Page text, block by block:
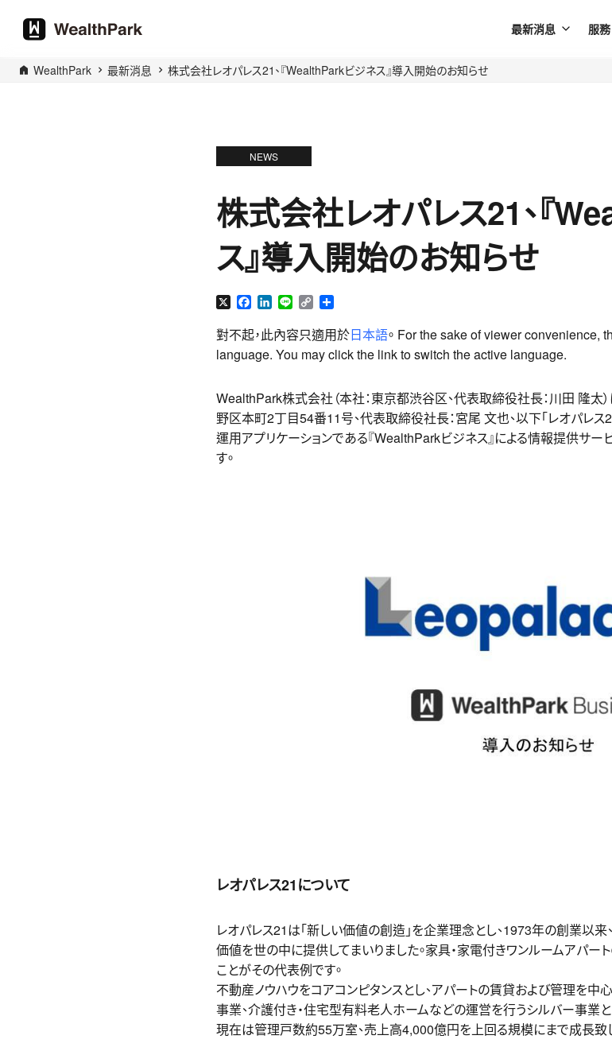
最新消息 服務
WealthPark 最新消息 株式会社レオパレス21、『WealthParkビジネス』導入開始のお知らせ
NEWS
株式会社レオパレス21、『
ス』導入開始のお知らせ
X Facebook
LinkedIn
Line Copy
對不起，此內容只適用於日本語。 For the sake of viewer
language. You may click the link to switch the active language.
WealthPark株式会社（本社：東京都渋谷区、代表取締役社長：川田 隆太
野区本町2丁目54番11号、代表取締役社長：宮尾 文也、以下「レオパレス
運用アプリケーションである『WealthParkビジネス』による情報提供サ
す。
レオパレス21について
レオパレス21は「新しい価値の創造」を企業理念とし、1973年の創業以
価値を世の中に提供してまいりました。家具・家電付きワンルームアパー
ことがその代表例です。
不動産ノウハウをコアコンピタンスとし、アパートの賃貸および管理を中
事業、介護付き・住宅型有料老人ホームなどの運営を行うシルバー事業
現在は管理戸数約55万室、売上高4,000億円を上回る規模にまで成長致